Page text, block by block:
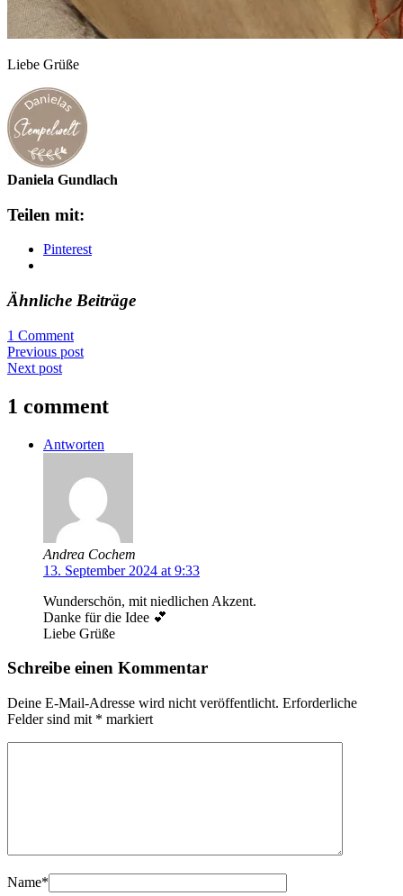
Liebe Grüße
Daniela Gundlach
Teilen mit:
Pinterest
Ähnliche Beiträge
1 Comment
Previous post
Next post
1 comment
Antworten
Andrea Cochem
13. September 2024 at 9:33
Wunderschön, mit niedlichen Akzent.
Danke für die Idee 💕
Liebe Grüße
Schreibe einen Kommentar
Deine E-Mail-Adresse wird nicht veröffentlicht. Erforderliche
Felder sind mit * markiert
Name*